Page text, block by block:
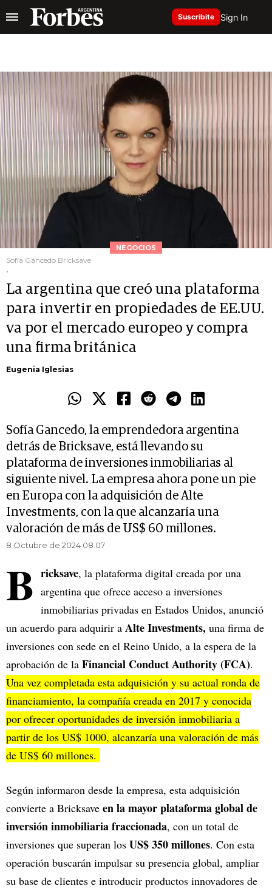
Suscribite Sign In
NEGOCIOS
Sofía Gancedo Bricksave
.
La argentina que creó una plataforma
para invertir en propiedades de EE.UU.
va por el mercado europeo y compra
una firma británica
Eugenia Iglesias
Sofía Gancedo, la emprendedora argentina
detrás de Bricksave, está llevando su
plataforma de inversiones inmobiliarias al
siguiente nivel. La empresa ahora pone un pie
en Europa con la adquisición de Alte
Investments, con la que alcanzaría una
valoración de más de US$ 60 millones.
8 Octubre de 2024 08.07
B ricksave, la plataforma digital creada por una
argentina que ofrece acceso a inversiones
inmobiliarias privadas en Estados Unidos, anunció
un acuerdo para adquirir a Alte Investments, una firma de
inversiones con sede en el Reino Unido, a la espera de la
aprobación de la Financial Conduct Authority (FCA).
Una vez completada esta adquisición y su actual ronda de
financiamiento, la compañía creada en 2017 y conocida
por ofrecer oportunidades de inversión inmobiliaria a
partir de los US$ 1000, alcanzaría una valoración de más
de US$ 60 millones.
Según informaron desde la empresa, esta adquisición
convierte a Bricksave en la mayor plataforma global de
inversión inmobiliaria fraccionada, con un total de
inversiones que superan los US$ 350 millones. Con esta
operación buscarán impulsar su presencia global, ampliar
su base de clientes e introducir productos innovadores de